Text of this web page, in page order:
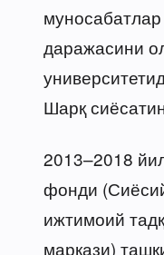
даражасини
Шарқ
2013–2018
фонди
ижтимоий
маркази)